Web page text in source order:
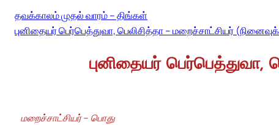
தவக்காலம் முதல் வாரம் – திங்கள்
புனிதையர் பெர்பெத்துவா, பெலிசித்தா – மறைச்சாட்சியர்
புனிதையர் பெர்பெத்துவா,
மறைச்சாட்சியர் – பொது